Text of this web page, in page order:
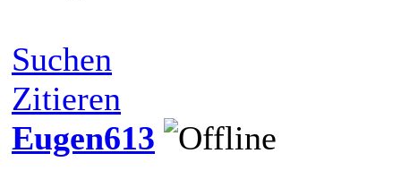
Suchen
Zitieren
Eugen613